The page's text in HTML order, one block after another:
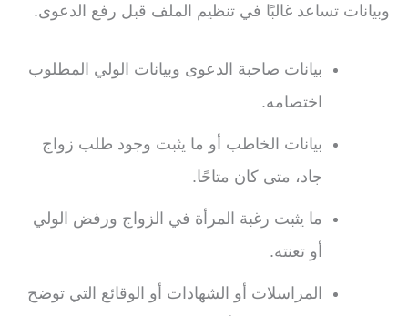
وبيانات تساعد غالبًا في تنظيم الملف قبل رفع الدعوى.
بيانات صاحبة الدعوى وبيانات الولي المطلوب
اختصامه.
بيانات الخاطب أو ما يثبت وجود طلب زواج
جاد، متى كان متاحًا.
ما يثبت رغبة المرأة في الزواج ورفض الولي
أو تعنته.
المراسلات أو الشهادات أو الوقائع التي توضح